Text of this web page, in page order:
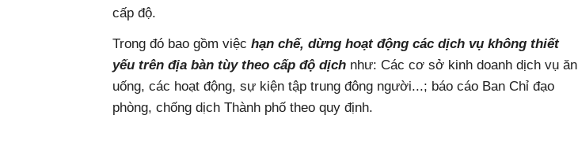
cấp độ.
Trong đó bao gồm việc hạn chế, dừng hoạt động các dịch vụ không thiết
yếu trên địa bàn tùy theo cấp độ dịch như: Các cơ sở kinh doanh dịch vụ ăn
uống, các hoạt động, sự kiện tập trung đông người...; báo cáo Ban Chỉ đạo
phòng, chống dịch Thành phố theo quy định.